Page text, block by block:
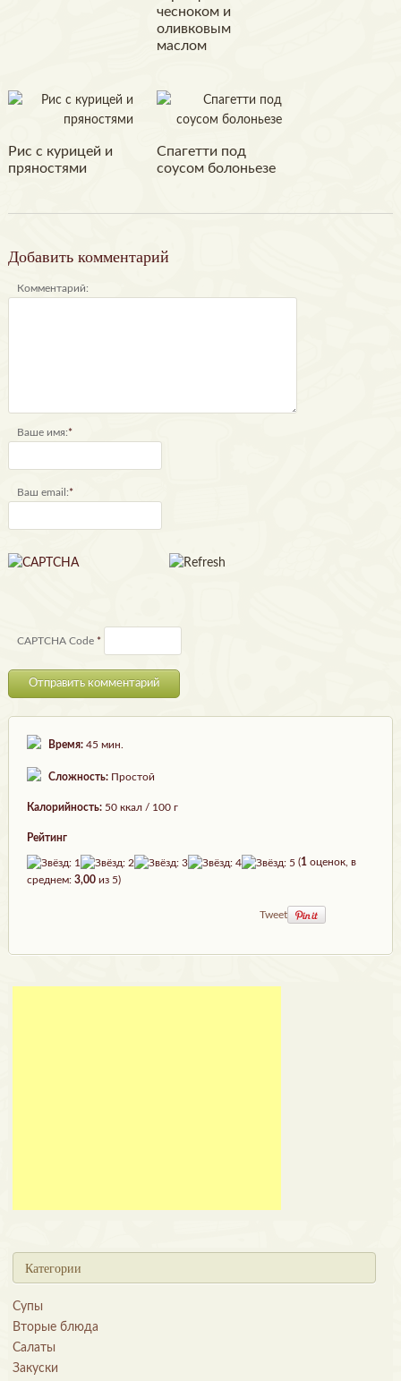
чесноком и
оливковым
маслом
Рис с курицей и
пряностями
Спагетти под
соусом болоньезе
Добавить комментарий
Комментарий:
Ваше имя:*
Ваш email:*
CAPTCHA Code*
Время:45 мин.
Сложность:Простой
Калорийность:50 ккал / 100 г
Рейтинг
(1 оценок, в
среднем: 3,00из 5)
Tweet
Категории
Супы
Вторые блюда
Салаты
Закуски